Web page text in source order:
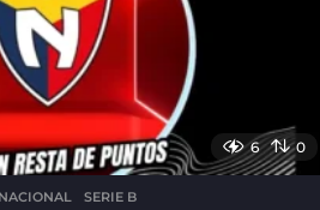
6 0
,SERIE B